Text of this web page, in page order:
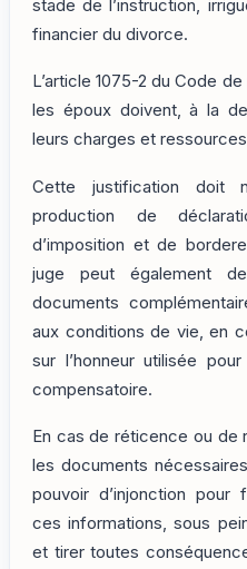
stade de l’instruction,
financier du divorce.
L’article 1075-2 du Code
les époux doivent, à la
leurs charges et
Cette justification doit
production de
d’imposition et de
juge peut également
documents
aux conditions de vie, en
sur l’honneur utilisée
compensatoire.
En cas de réticence ou de
les documents
pouvoir d’injonction pour
ces informations, sous
et tirer toutes